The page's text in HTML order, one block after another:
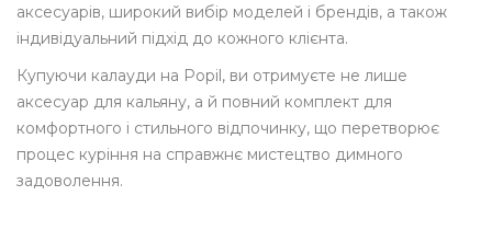
аксесуарів, широкий вибір моделей і брендів, а також
індивідуальний підхід до кожного клієнта.
Купуючи калауди на Popil, ви отримуєте не лише
аксесуар для кальяну, а й повний комплект для
комфортного і стильного відпочинку, що перетворює
процес куріння на справжнє мистецтво димного
задоволення.